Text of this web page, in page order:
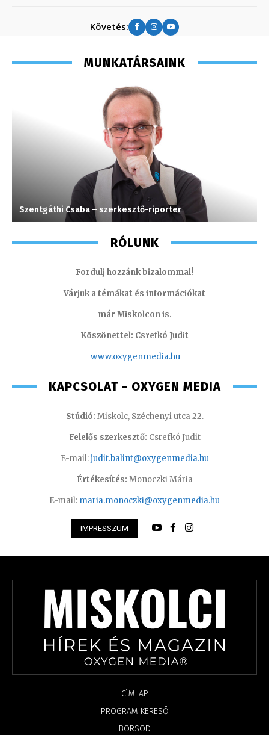
Követés:
MUNKATÁRSAINK
Szentgáthi Csaba – szerkesztő-riporter
RÓLUNK
Fordulj hozzánk bizalommal!
Várjuk a témákat és információkat
már Miskolcon is.
Köszönettel: Csrefkó Judit
www.oxygenmedia.hu
KAPCSOLAT - OXYGEN MEDIA
Stúdió: Miskolc, Széchenyi utca 22.
Felelős szerkesztő: Csrefkó Judit
E-mail:judit.balint@oxygenmedia.hu
Értékesítés: Monoczki Mária
E-mail: maria.monoczki@oxygenmedia.hu
IMPRESSZUM
CÍMLAP
PROGRAM KERESŐ
BORSOD